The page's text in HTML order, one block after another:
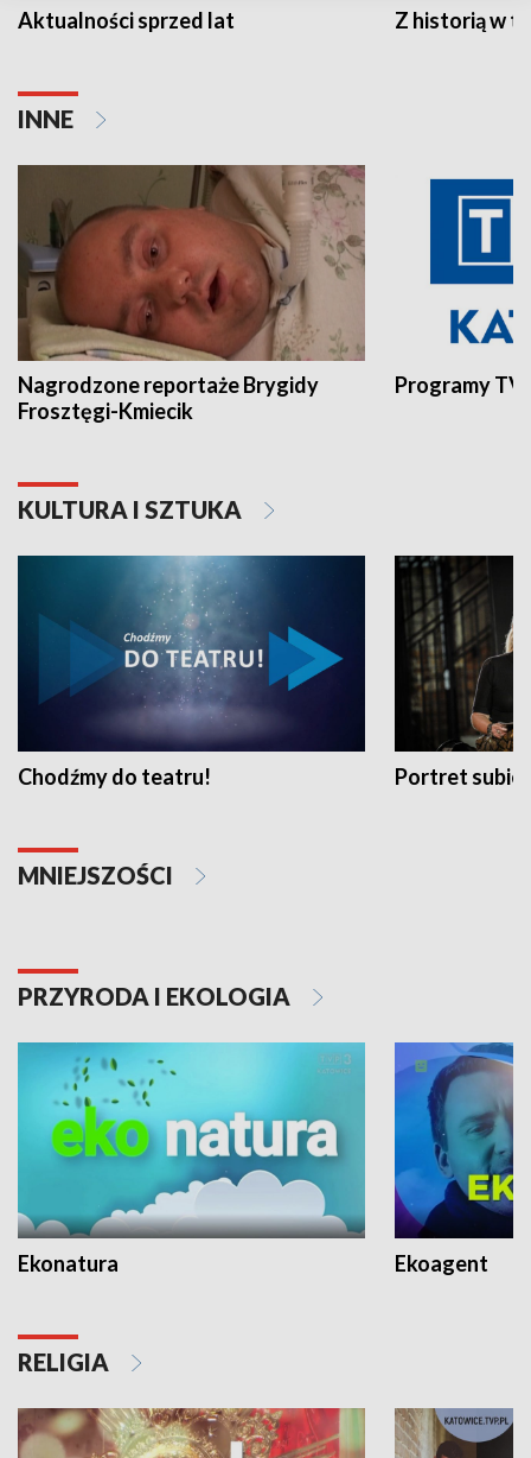
Aktualności sprzed lat Z historią w
INNE
Nagrodzone reportaże Brygidy
Frosztęgi-Kmiecik
Programy
KULTURA I SZTUKA
Chodźmy do teatru! Portret
MNIEJSZOŚCI
PRZYRODA I EKOLOGIA
Ekonatura Ekoagent
RELIGIA